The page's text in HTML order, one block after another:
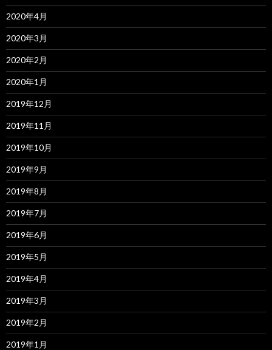
2020年4月
2020年3月
2020年2月
2020年1月
2019年12月
2019年11月
2019年10月
2019年9月
2019年8月
2019年7月
2019年6月
2019年5月
2019年4月
2019年3月
2019年2月
2019年1月